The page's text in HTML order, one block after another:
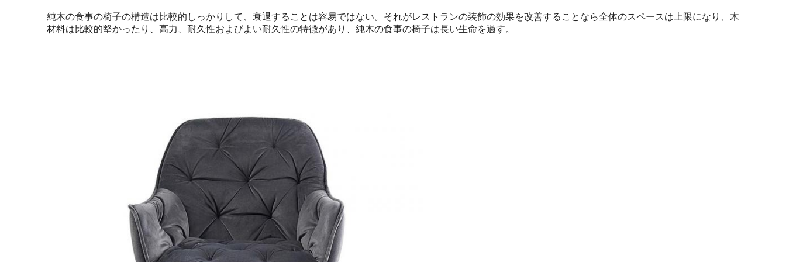
純木の食事の椅子の構造は比較的しっかりして、衰退することは容易ではない。それがレストランの装飾の効果を改善することなら全体のスペースは上限になり、木
材料は比較的堅かったり、高力、耐久性およびよい耐久性の特徴があり、純木の食事の椅子は長い生命を過す。